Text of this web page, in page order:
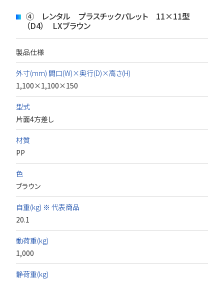
④ レンタル プラスチックパレット 11×11型
（D4） LXブラウン
製品仕様
外寸(mm) 間口(W)×奥行(D)×高さ(H)
1,100×1,100×150
型式
片面4方差し
材質
PP
色
ブラウン
自重(kg) ※ 代表商品
20.1
動荷重(kg)
1,000
静荷重(kg)